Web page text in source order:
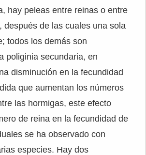
hay peleas entre reinas o entre
después de las cuales una sola
todos los demás son
poliginia secundaria, en
disminución en la fecundidad
que aumentan los números
las hormigas, este efecto
de reina en la fecundidad de
se ha observado con
especies. Hay dos